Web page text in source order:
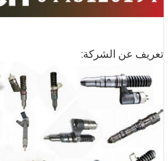
تعريف عن الشركة: